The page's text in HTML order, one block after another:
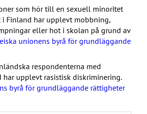
som hör till en sexuell minoritet
Finland har upplevt mobbning,
eller hot i skolan på grund av
unionens byrå för grundläggande
respondenterna med
har upplevt rasistisk diskriminering.
byrå för grundläggande rättigheter